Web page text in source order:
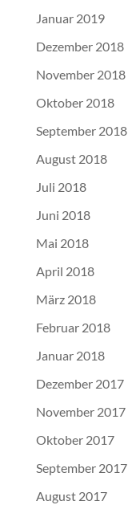
Januar 2019
Dezember 2018
November 2018
Oktober 2018
September 2018
August 2018
Juli 2018
Juni 2018
Mai 2018
April 2018
März 2018
Februar 2018
Januar 2018
Dezember 2017
November 2017
Oktober 2017
September 2017
August 2017